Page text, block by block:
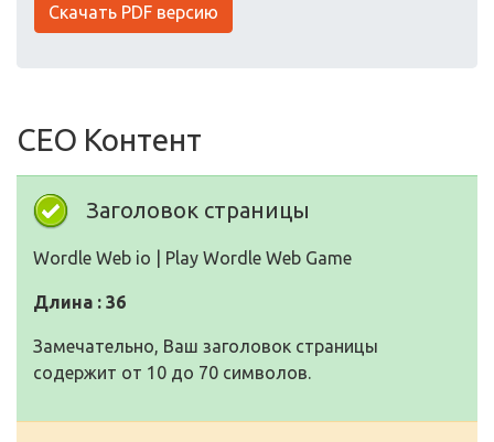
Скачать PDF версию
СЕО Контент
Заголовок страницы
Wordle Web io | Play Wordle Web Game
Длина : 36
Замечательно, Ваш заголовок страницы
содержит от 10 до 70 символов.